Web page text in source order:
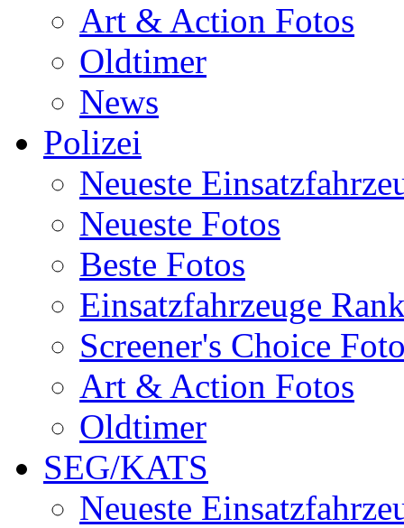
Art & Action Fotos
Oldtimer
News
Polizei
Neueste
Neueste Fotos
Beste Fotos
Einsatzfahrzeuge
Screener's Choice
Art & Action Fotos
Oldtimer
SEG/KATS
Neueste